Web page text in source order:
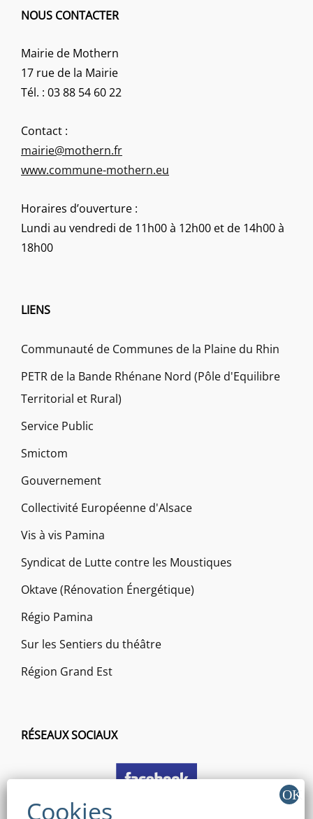
NOUS CONTACTER
Mairie de Mothern
17 rue de la Mairie
Tél. : 03 88 54 60 22
Contact :
mairie@mothern.fr
www.commune-mothern.eu
Horaires d’ouverture :
Lundi au vendredi de 11h00 à 12h00 et de 14h00 à
18h00
LIENS
Communauté de Communes de la Plaine du Rhin
PETR de la Bande Rhénane Nord (Pôle d'Equilibre
Territorial et Rural)
Service Public
Smictom
Gouvernement
Collectivité Européenne d'Alsace
Vis à vis Pamina
Syndicat de Lutte contre les Moustiques
Oktave (Rénovation Énergétique)
Régio Pamina
Sur les Sentiers du théâtre
Région Grand Est
RÉSEAUX SOCIAUX